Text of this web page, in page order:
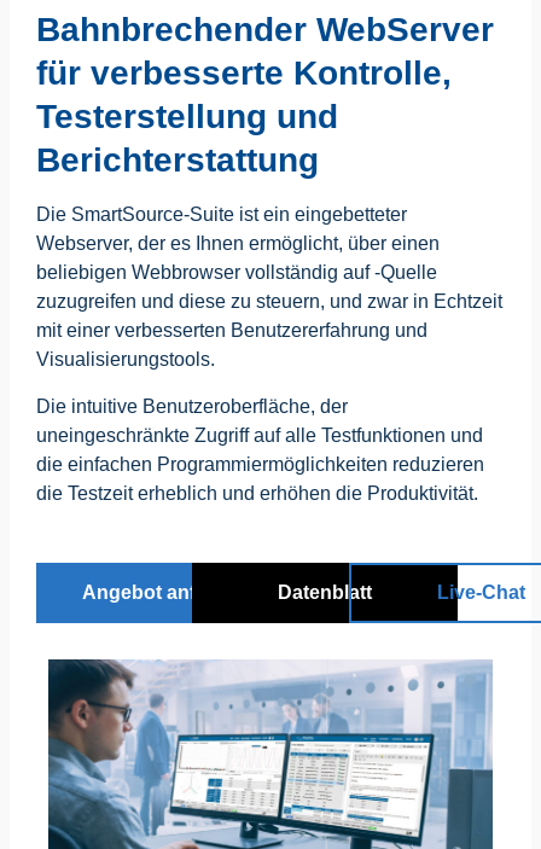
Bahnbrechender WebServer
für verbesserte Kontrolle,
Testerstellung und
Berichterstattung
Die SmartSource-Suite ist ein eingebetteter
Webserver, der es Ihnen ermöglicht, über einen
beliebigen Webbrowser vollständig auf -Quelle
zuzugreifen und diese zu steuern, und zwar in Echtzeit
mit einer verbesserten Benutzererfahrung und
Visualisierungstools.
Die intuitive Benutzeroberfläche, der
uneingeschränkte Zugriff auf alle Testfunktionen und
die einfachen Programmiermöglichkeiten reduzieren
die Testzeit erheblich und erhöhen die Produktivität.
Angebot anfordern Datenblatt Live-Chat